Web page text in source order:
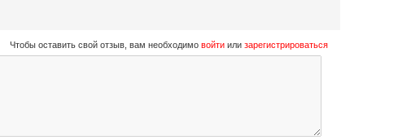
Чтобы оставить свой отзыв, вам необходимо войтиили зарегистрироваться